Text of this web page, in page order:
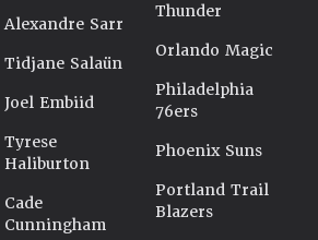
Alexandre Sarr
Tidjane Salaün
Joel Embiid
Tyrese
Haliburton
Cade
Cunningham
Thunder
Orlando Magic
Philadelphia
76ers
Phoenix Suns
Portland Trail
Blazers